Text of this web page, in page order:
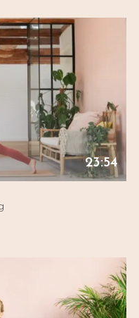
23:54